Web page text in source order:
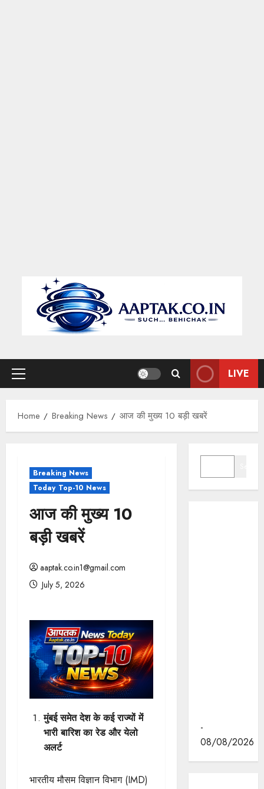
Primary
LIVE
Home Breaking News आज की मुख्य 10 बड़ी खबरें
Breaking News
Today Top-10 News
आज की मुख्य 10
बड़ी खबरें
aaptak.co.in1@gmail.com
July 5, 2026
मुंबई समेत देश के कई राज्यों में
भारी बारिश का रेड और येलो
अलर्ट
भारतीय मौसम विज्ञान विभाग (IMD)
-
08/08/2026